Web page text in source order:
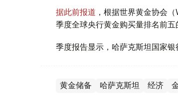
据此前报道 ，根据世界黄金协会
季度全球央行黄金购买量排名前五
季度报告显示，哈萨克斯坦国家银
黄金储备 哈萨克斯坦 经济